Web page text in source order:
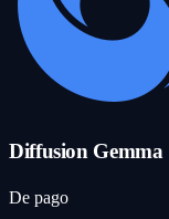
Diffusion Gemma
De pago